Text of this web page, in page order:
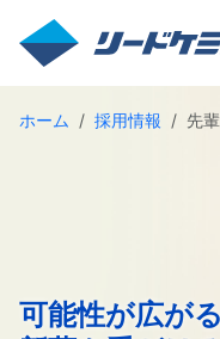
ホーム 採用情報 先
可能性が広が